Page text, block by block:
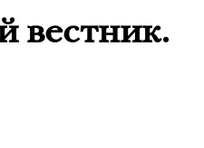
вестник.